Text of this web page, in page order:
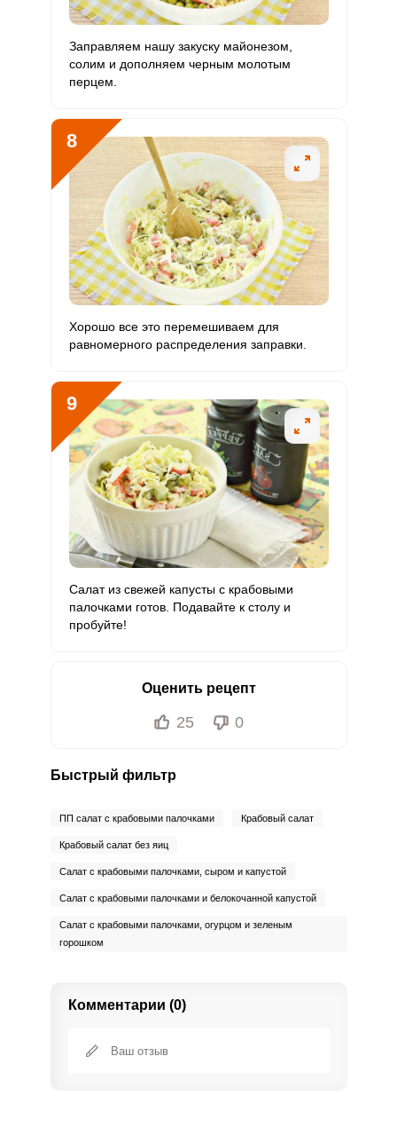
Заправляем нашу закуску майонезом,
солим и дополняем черным молотым
перцем.
8
Хорошо все это перемешиваем для
равномерного распределения заправки.
9
Салат из свежей капусты с крабовыми
палочками готов. Подавайте к столу и
пробуйте!
Оценить рецепт
25 0
Быстрый фильтр
ПП салат с крабовыми палочками Крабовый салат
Крабовый салат без яиц
Салат с крабовыми палочками, сыром и капустой
Салат с крабовыми палочками и белокочанной капустой
Салат с крабовыми палочками, огурцом и зеленым
горошком
Комментарии (0)